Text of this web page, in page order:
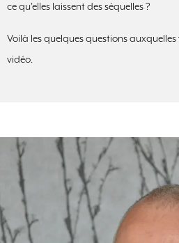
ce qu’elles laissent des séquelles ?
Voilà les quelques questions
vidéo.